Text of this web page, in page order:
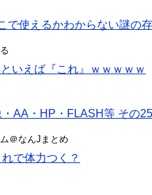
で使えるかわからない謎の
いえば『これ』ｗｗｗｗｗ
AA・HP・FLASH等 その
＠なんJまとめ
で体力つく？